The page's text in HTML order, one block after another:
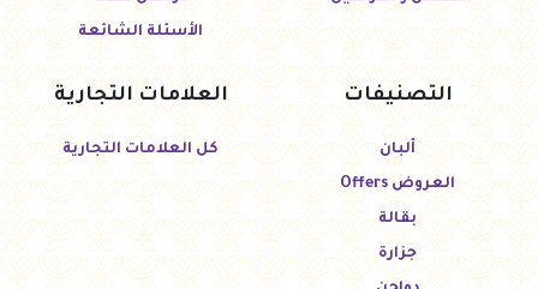
الأسئلة الشائعة
التصنيفات
ألبان
العروض Offers
بقالة
جزارة
العلامات التجارية
كل العلامات التجارية